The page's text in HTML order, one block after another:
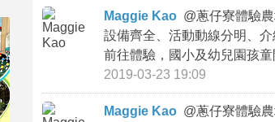
Maggie Kao @蔥仔寮體驗
設備齊全、活動動線分明、
前往體驗，國小及幼兒園孩
2019-03-23 19:09
Maggie Kao @蔥仔寮體驗